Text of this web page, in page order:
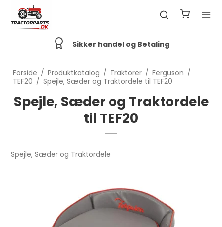
God Kundeservice
Forside / Produktkatalog / Traktorer / Ferguson /
TEF20 / Spejle, Sæder og Traktordele til TEF20
Spejle, Sæder og Traktordele
til TEF20
Spejle, Sæder og Traktordele